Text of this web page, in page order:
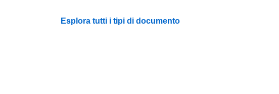
Esplora tutti i tipi di documento